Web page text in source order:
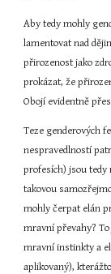
Aby tedy mohly
lamentovat nad
přirozenost jako
prokázat, že
Obojí evidentně
Teze genderových
nespravedlností
profesích) jsou tedy
takovou
mohly čerpat elán
mravní převahy?
mravní instinkty a
aplikovaný),